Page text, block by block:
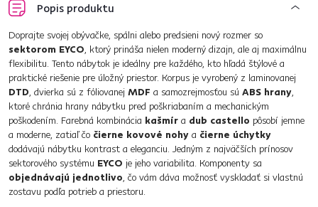
Popis produktu
Doprajte svojej obývačke, spálni alebo predsieni nový rozmer so
sektorom EYCO, ktorý prináša nielen moderný dizajn, ale aj maximálnu
flexibilitu. Tento nábytok je ideálny pre každého, kto hľadá štýlové a
praktické riešenie pre úložný priestor. Korpus je vyrobený z laminovanej
DTD, dvierka sú z fóliovanej MDF a samozrejmosťou sú ABS hrany,
ktoré chránia hrany nábytku pred poškriabaním a mechanickým
poškodením. Farebná kombinácia kašmír a dub castello pôsobí jemne
a moderne, zatiaľ čo čierne kovové nohy a čierne úchytky
dodávajú nábytku kontrast a eleganciu. Jedným z najväčších prínosov
sektorového systému EYCO je jeho variabilita. Komponenty sa
objednávajú jednotlivo, čo vám dáva možnosť vyskladať si vlastnú
zostavu podľa potrieb a priestoru.